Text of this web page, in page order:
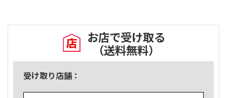
お店で受け取る
（送料無料）
受け取り店舗：